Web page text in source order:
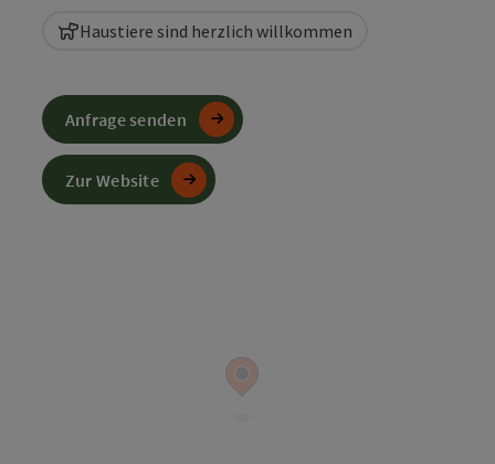
Haustiere sind herzlich willkommen
Anfrage senden
Zur Website